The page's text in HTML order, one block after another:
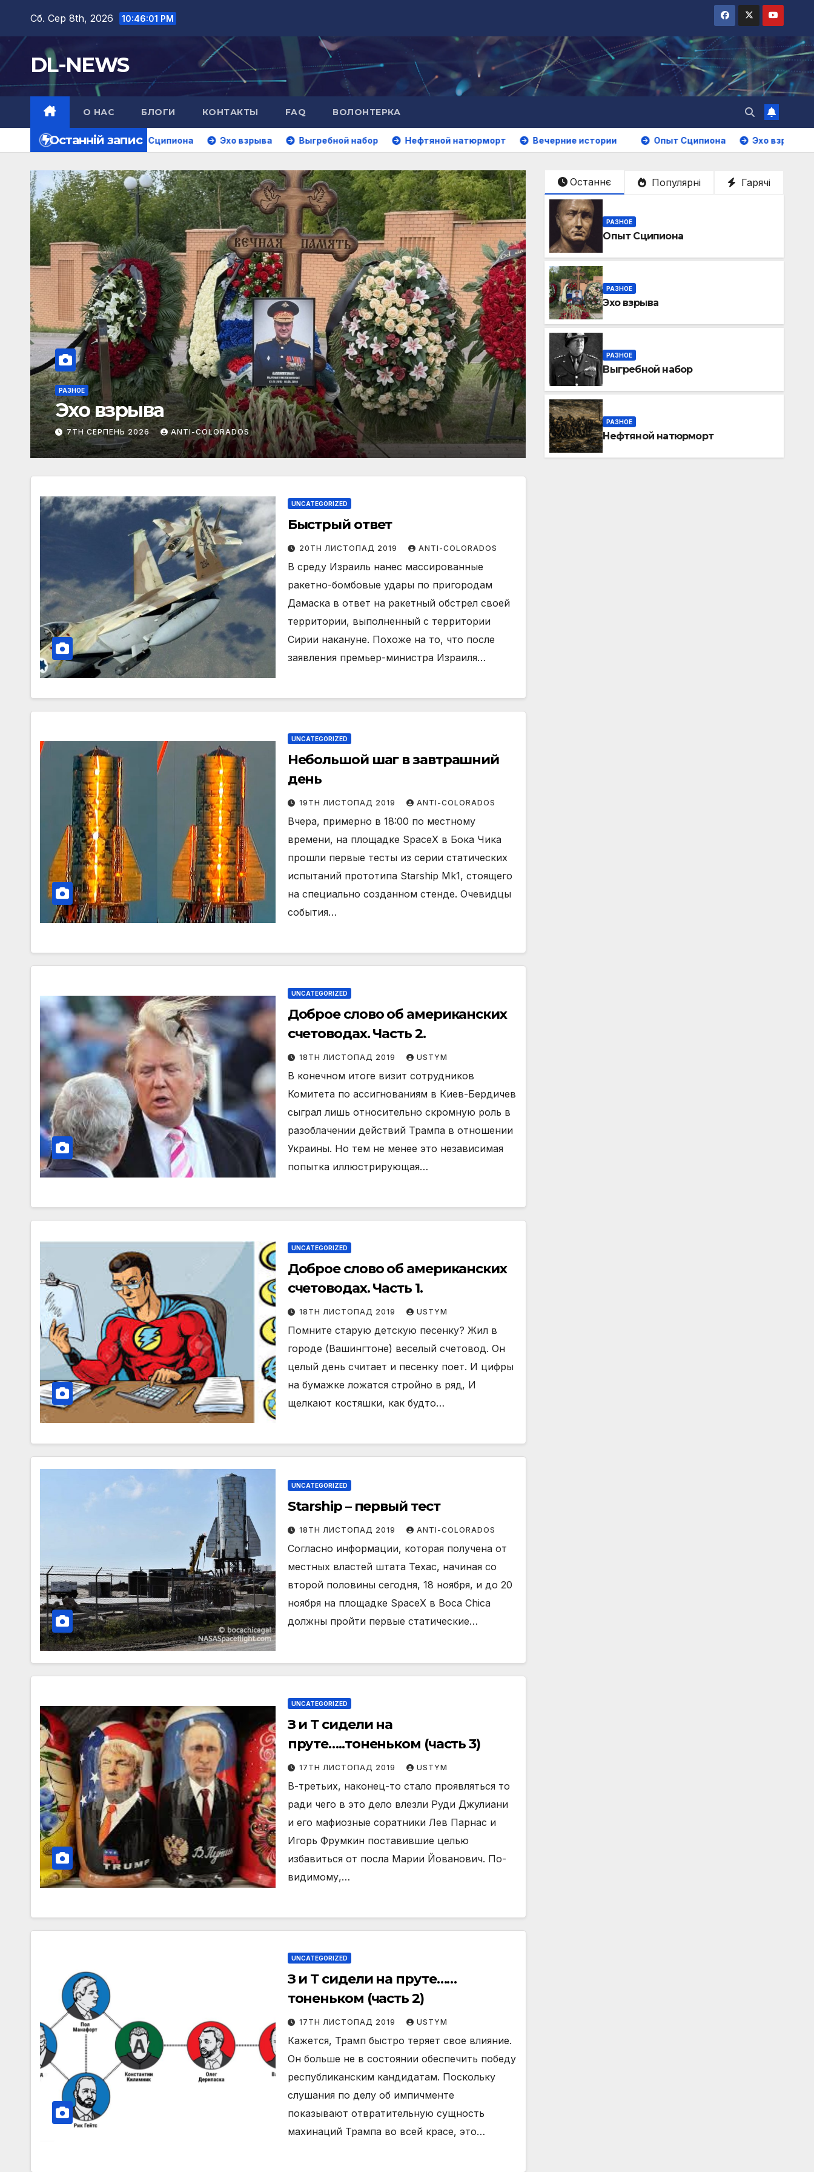
вмісту
Сб. Сер 8th, 2026 10:46:02 PM
DL-NEWS
О НАС БЛОГИ КОНТАКТЫ FAQ ВОЛОНТЕРКА
Останній запис
Опыт Сципиона Эхо взрыва Выгребной набор Нефтяной натюрморт Вечерние истории Опыт Сципиона Эхо взрыва
РАЗНОЕ
Выгребной набор
7TH СЕРПЕНЬ 2026 ANTI-COLORADOS
РАЗНОЕ
Нефтяной натюрморт
6TH СЕРПЕНЬ 2026 ANTI-COLORADOS
Останнє Популярні Гарячі
РАЗНОЕ
Опыт Сципиона
РАЗНОЕ
Эхо взрыва
РАЗНОЕ
Выгребной набор
РАЗНОЕ
Нефтяной натюрморт
UNCATEGORIZED
Быстрый ответ
20TH ЛИСТОПАД 2019 ANTI-COLORADOS
В среду Израиль нанес массированные
ракетно-бомбовые удары по пригородам
Дамаска в ответ на ракетный обстрел своей
территории, выполненный с территории
Сирии накануне. Похоже на то, что после
заявления премьер-министра Израиля…
UNCATEGORIZED
Небольшой шаг в завтрашний
день
19TH ЛИСТОПАД 2019 ANTI-COLORADOS
Вчера, примерно в 18:00 по местному
времени, на площадке SpaceX в Бока Чика
прошли первые тесты из серии статических
испытаний прототипа Starship Mk1, стоящего
на специально созданном стенде. Очевидцы
события…
UNCATEGORIZED
Доброе слово об американских
счетоводах. Часть 2.
18TH ЛИСТОПАД 2019 USTYM
В конечном итоге визит сотрудников
Комитета по ассигнованиям в Киев-Бердичев
сыграл лишь относительно скромную роль в
разоблачении действий Трампа в отношении
Украины. Но тем не менее это независимая
попытка иллюстрирующая…
UNCATEGORIZED
Доброе слово об американских
счетоводах. Часть 1.
18TH ЛИСТОПАД 2019 USTYM
Помните старую детскую песенку? Жил в
городе (Вашингтоне) веселый счетовод. Он
целый день считает и песенку поет. И цифры
на бумажке ложатся стройно в ряд, И
щелкают костяшки, как будто…
UNCATEGORIZED
Starship – первый тест
18TH ЛИСТОПАД 2019 ANTI-COLORADOS
Согласно информации, которая получена от
местных властей штата Техас, начиная со
второй половины сегодня, 18 ноября, и до 20
ноября на площадке SpaceX в Boca Chica
должны пройти первые статические…
UNCATEGORIZED
З и Т сидели на
пруте…..тоненьком (часть 3)
17TH ЛИСТОПАД 2019 USTYM
В-третьих, наконец-то стало проявляться то
ради чего в это дело влезли Руди Джулиани
и его мафиозные соратники Лев Парнас и
Игорь Фрумкин поставившие целью
избавиться от посла Марии Йованович. По-
видимому,…
UNCATEGORIZED
З и Т сидели на пруте……
тоненьком (часть 2)
17TH ЛИСТОПАД 2019 USTYM
Кажется, Трамп быстро теряет свое влияние.
Он больше не в состоянии обеспечить победу
республиканским кандидатам. Поскольку
слушания по делу об импичменте
показывают отвратительную сущность
махинаций Трампа во всей красе, это…